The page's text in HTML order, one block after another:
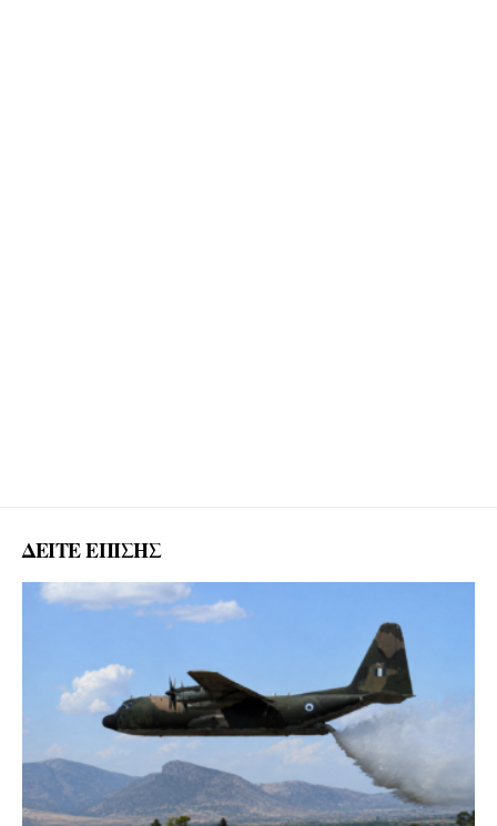
ΔΕΙΤΕ ΕΠΙΣΗΣ